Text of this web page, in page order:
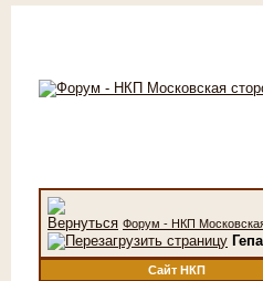
Форум - НКП
Сайт НКП